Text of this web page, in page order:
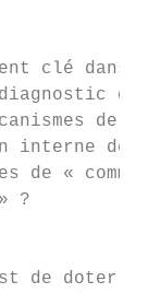
clé dans
de
interne de la
de «
?
de doter